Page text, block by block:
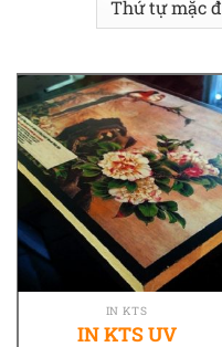
IN KTS
IN KTS UV